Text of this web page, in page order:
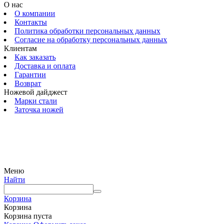
О нас
О компании
Контакты
Политика обработки персональных данных
Согласие на обработку персональных данных
Клиентам
Как заказать
Доставка и оплата
Гарантии
Возврат
Ножевой дайджест
Марки стали
Заточка ножей
Меню
Найти
Корзина
Корзина
Корзина пуста